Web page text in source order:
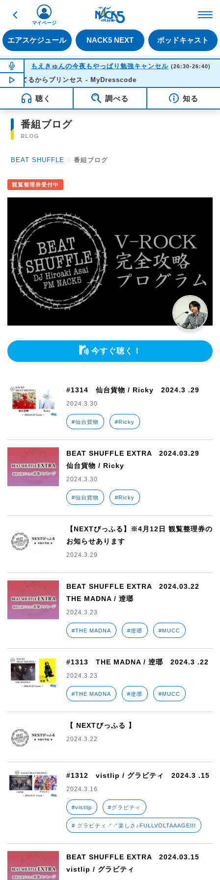
戻る
エアスケジュール NACK5 NEXT ポッドキャスト
マイページ
NOW ON AIR
もえきゅんの今夜もやっぱり勉強キャンセル (26:30-26:40)
NOW PLAYING02:36
してるからプリンセス - MyDresscode
聴く 調べる 知る
番組ブログ
BLOG
BEAT SHUFFLE 〉番組ブログ
観覧整理券受付中
今すぐ聴く！
#1314 仙台貨物 / Ricky 2024.3 .29
2024.3.30
#仙台貨物 #Ricky
BEAT SHUFFLE EXTRA 2024.03.29
仙台貨物 / Ricky
2024.3.30
#仙台貨物 #Ricky
【NEXTびっふる】※4月12日 観覧整理券の
お知らせあります
2024.3.29
BEAT SHUFFLE EXTRA 2024.03.22
THE MADNA / 逹瑯
2024.3.23
#THE MADNA #逹瑯 #MUCC
#1313 THE MADNA / 逹瑯 2024.3 .22
2024.3.23
#THE MADNA #逹瑯 #MUCC
【 NEXTびっふる 】
2024.3.22
#1312 vistlip / グラビティ 2024.3 .15
2024.3.16
#vistlip #グラビティ
# グラビティ↗↗楽しさ♪FULLVOLTAAAGE!!!
BEAT SHUFFLE EXTRA 2024.03.15
vistlip / グラビティ